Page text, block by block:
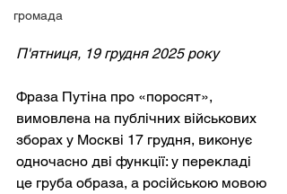
громада
П'ятниця, 19 грудня 2025 року
Фраза Путіна про «поросят»,
вимовлена на публічних військових
зборах у Москві 17 грудня, виконує
одночасно дві функції: у перекладі
це груба образа, а російською мовою